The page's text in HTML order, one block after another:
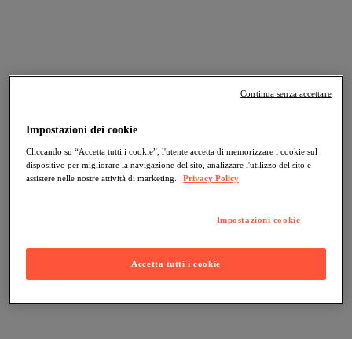
Impostazioni dei cookie
Cliccando su “Accetta tutti i cookie”, l'utente accetta di memorizzare i cookie sul
dispositivo per migliorare la navigazione del sito, analizzare l'utilizzo del sito e
assistere nelle nostre attività di marketing.
Privacy Policy
Impostazioni cookie
Accetta tutti i cookie
Continua senza accettare